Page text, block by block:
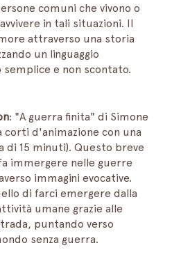
comuni che vivono o
in tali situazioni. Il
attraverso una storia
un linguaggio
semplice e non scontato.
: "A guerra finita" di Simone
corti d'animazione con una
di 15 minuti). Questo breve
immergere nelle guerre
immagini evocative.
di farci emergere dalla
umane grazie alle
puntando verso
senza guerra.